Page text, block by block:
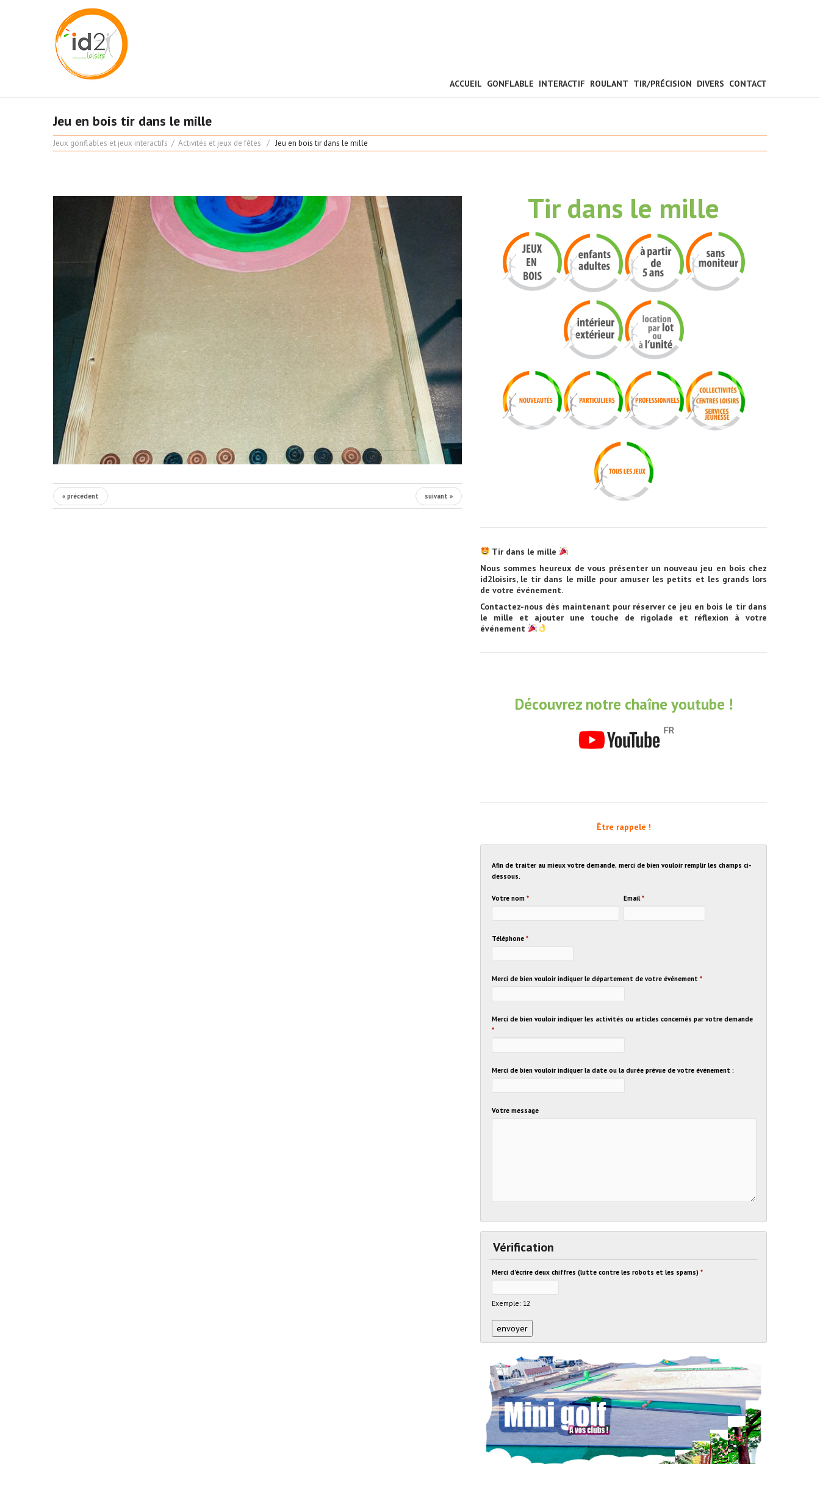
ACCUEIL GONFLABLE INTERACTIF ROULANT TIR/PRÉCISION DIVERS CONTACT
Jeu en bois tir dans le mille
Jeux gonflables et jeux interactifs Activités et jeux de fêtes Jeu en bois tir dans le mille
« précédent suivant »
Tir dans le mille
Tir dans le mille
Nous sommes heureux de vous présenter un nouveau jeu en bois chez
id2loisirs, le tir dans le mille pour amuser les petits et les grands lors
de votre événement.
Contactez-nous dès maintenant pour réserver ce jeu en bois le tir dans
le mille et ajouter une touche de rigolade et réflexion à votre
événement
Découvrez notre chaîne youtube !
Être rappelé !
Afin de traiter au mieux votre demande, merci de bien vouloir remplir les champs ci-
dessous.
Votre nom* Email*
Téléphone*
Merci de bien vouloir indiquer le département de votre événement*
Merci de bien vouloir indiquer les activités ou articles concernés par votre demande
*
Merci de bien vouloir indiquer la date ou la durée prévue de votre événement :
Votre message
Vérification
Merci d'écrire deux chiffres (lutte contre les robots et les spams)*
Exemple: 12